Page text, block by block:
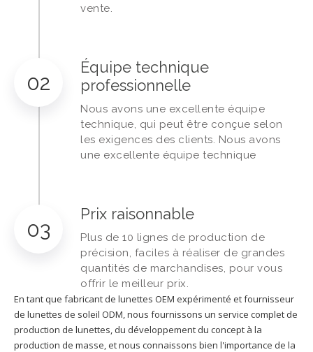
vente.
02
Équipe technique
professionnelle
Nous avons une excellente équipe
technique, qui peut être conçue selon
les exigences des clients. Nous avons
une excellente équipe technique
03
Prix ​​raisonnable
Plus de 10 lignes de production de
précision, faciles à réaliser de grandes
quantités de marchandises, pour vous
offrir le meilleur prix.
En tant que fabricant de lunettes OEM expérimenté et fournisseur
de lunettes de soleil ODM, nous fournissons un service complet de
production de lunettes, du développement du concept à la
production de masse, et nous connaissons bien l'importance de la